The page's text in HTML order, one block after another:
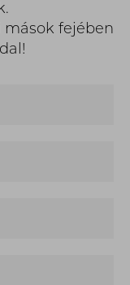
mások fejében